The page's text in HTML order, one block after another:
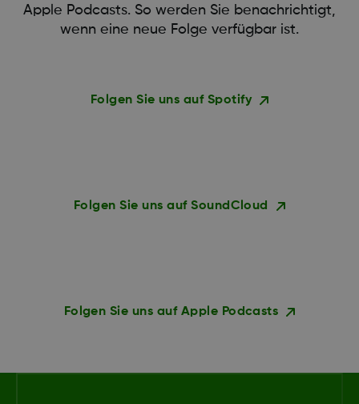
Apple Podcasts. So werden Sie benachrichtigt,
wenn eine neue Folge verfügbar ist.
Folgen Sie uns auf Spotify
Folgen Sie uns auf SoundCloud
Folgen Sie uns auf Apple Podcasts